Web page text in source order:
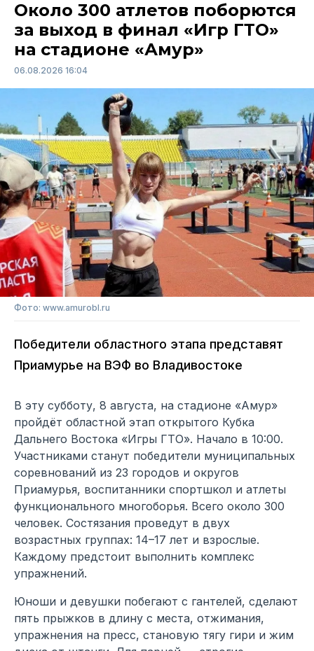
Около 300 атлетов поборются
за выход в финал «Игр ГТО»
на стадионе «Амур»
06.08.2026 16:04
Фото: www.amurobl.ru
Победители областного этапа представят
Приамурье на ВЭФ во Владивостоке
В эту субботу, 8 августа, на стадионе «Амур»
пройдёт областной этап открытого Кубка
Дальнего Востока «Игры ГТО». Начало в 10:00.
Участниками станут победители муниципальных
соревнований из 23 городов и округов
Приамурья, воспитанники спортшкол и атлеты
функционального многоборья. Всего около 300
человек. Состязания проведут в двух
возрастных группах: 14–17 лет и взрослые.
Каждому предстоит выполнить комплекс
упражнений.
Юноши и девушки побегают с гантелей, сделают
пять прыжков в длину с места, отжимания,
упражнения на пресс, становую тягу гири и жим